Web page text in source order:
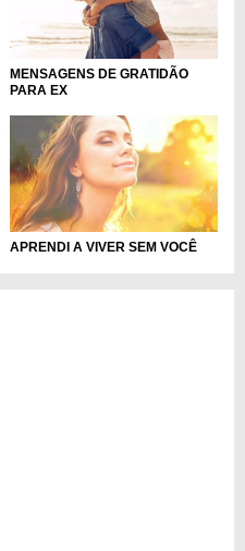
MENSAGENS DE GRATIDÃO
PARA EX
APRENDI A VIVER SEM VOCÊ